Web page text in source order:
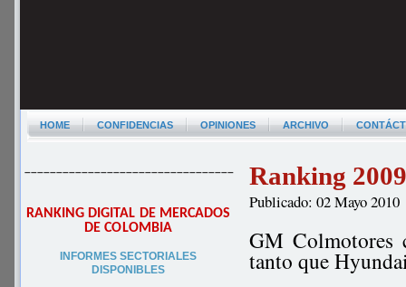
HOME CONFIDENCIAS OPINIONES ARCHIVO
–––––––––––––––––––––––––––––––––
RANKING DIGITAL DE MERCADOS
DE COLOMBIA
INFORMES SECTORIALES
DISPONIBLES
Ranking
Publicado: 02 Mayo 2010
GM Colmotores
tanto que